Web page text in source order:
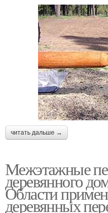
читать дальше →
Межэтажные
деревянного
Области
деревянных